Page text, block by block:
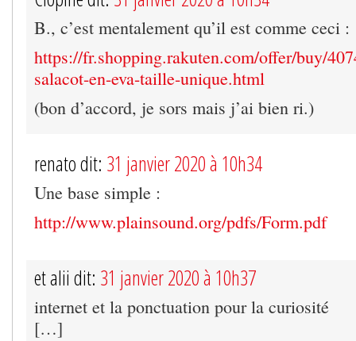
B., c’est mentalement qu’il est comme ceci :
https://fr.shopping.rakuten.com/offer/buy/
salacot-en-eva-taille-unique.html
(bon d’accord, je sors mais j’ai bien ri.)
renato dit: 31 janvier 2020 à 10h34
Une base simple :
http://www.plainsound.org/pdfs/Form.pdf
et alii dit: 31 janvier 2020 à 10h37
internet et la ponctuation pour la curiosité
[…]